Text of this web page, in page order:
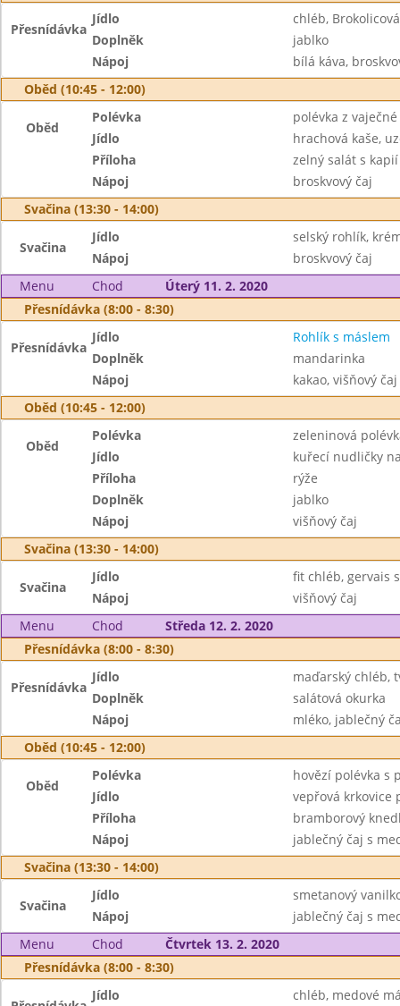
Přesnídávka
Jídlo
chléb,
Doplněk
jablko
Nápoj
bílá káva,
Oběd (10:45 - 12:00)
Oběd
Polévka
polévka z
Jídlo
hrachová kaše,
Příloha
zelný salát s kapií
Nápoj
broskvový čaj
Svačina (13:30 - 14:00)
Svačina
Jídlo
selský rohlík,
Nápoj
broskvový čaj
Menu
Chod
Úterý 11. 2. 2020
Přesnídávka (8:00 - 8:30)
Přesnídávka
Jídlo
Rohlík s máslem
Doplněk
mandarinka
Nápoj
kakao, višňový čaj
Oběd (10:45 - 12:00)
Oběd
Polévka
zeleninová
Jídlo
kuřecí nudličky
Příloha
rýže
Doplněk
jablko
Nápoj
višňový čaj
Svačina (13:30 - 14:00)
Svačina
Jídlo
fit chléb, gervais
Nápoj
višňový čaj
Menu
Chod
Středa 12. 2. 2020
Přesnídávka (8:00 - 8:30)
Přesnídávka
Jídlo
maďarský chléb,
Doplněk
salátová okurka
Nápoj
mléko, jablečný
Oběd (10:45 - 12:00)
Oběd
Polévka
hovězí polévka s
Jídlo
vepřová krkovice
Příloha
bramborový
Nápoj
jablečný čaj s
Svačina (13:30 - 14:00)
Svačina
Jídlo
smetanový
Nápoj
jablečný čaj s
Menu
Chod
Čtvrtek 13. 2. 2020
Přesnídávka (8:00 - 8:30)
Jídlo chléb, medové